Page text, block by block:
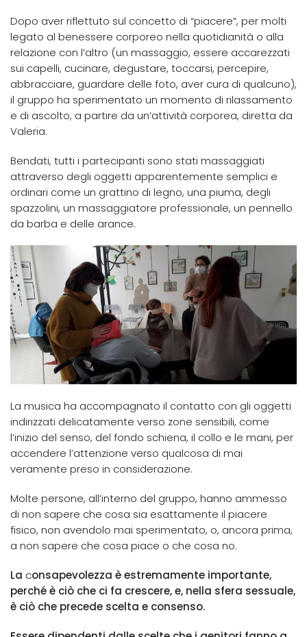
Dopo aver riflettuto sul concetto di “piacere”, per molti
legato al benessere corporeo nella quotidianità o alla
relazione con l’altro (un massaggio, essere accarezzati
sui capelli, cucinare, degustare, toccarsi, percepire,
abbracciare, guardare delle foto, aver cura di qualcuno),
il gruppo ha sperimentato un momento di rilassamento
e di ascolto, a partire da un’attività corporea, diretta da
Valeria.
Bendati, tutti i partecipanti sono stati massaggiati
attraverso degli oggetti apparentemente semplici e
ordinari come un grattino di legno, una piuma, degli
spazzolini, un massaggiatore professionale, un pennello
da barba e delle arance.
La musica ha accompagnato il contatto con gli oggetti
indirizzati delicatamente verso zone sensibili, come
l’inizio del senso, del fondo schiena, il collo e le mani, per
accendere l’attenzione verso qualcosa di mai
veramente preso in considerazione.
Molte persone, all’interno del gruppo, hanno ammesso
di non sapere che cosa sia esattamente il piacere
fisico, non avendolo mai sperimentato, o, ancora prima,
a non sapere che cosa piace o che cosa no.
La consapevolezza è estremamente importante,
perché è ciò che ci fa crescere, e, nella sfera sessuale,
è ciò che precede scelta e consenso.